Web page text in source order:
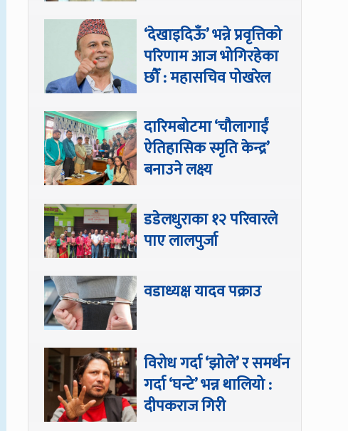
‘देखाइदिऊँ’ भन्ने प्रवृत्तिको
परिणाम आज भोगिरहेका
छौँ : महासचिव पोखरेल
दारिमबोटमा ‘चौलागाईं
ऐतिहासिक स्मृति केन्द्र’
बनाउने लक्ष्य
डडेलधुराका १२ परिवारले
पाए लालपुर्जा
वडाध्यक्ष यादव पक्राउ
विरोध गर्दा ‘झोले’ र समर्थन
गर्दा ‘घन्टे’ भन्न थालियो :
दीपकराज गिरी